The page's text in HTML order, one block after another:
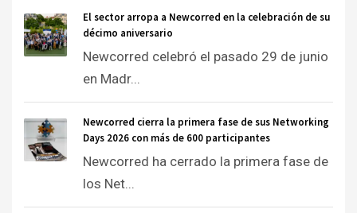
El sector arropa a Newcorred en la celebración de su
décimo aniversario
Newcorred celebró el pasado 29 de junio
en Madr...
Newcorred cierra la primera fase de sus Networking
Days 2026 con más de 600 participantes
Newcorred ha cerrado la primera fase de
los Net...